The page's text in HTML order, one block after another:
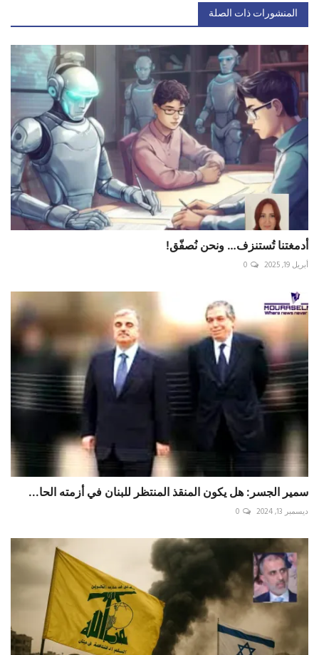
المنشورات ذات الصلة
أدمغتنا تُستنزف… ونحن نُصفّق!
أبريل 19, 2025 0
سمير الجسر: هل يكون المنقذ المنتظر للبنان في أزمته الحا...
ديسمبر 13, 2024 0